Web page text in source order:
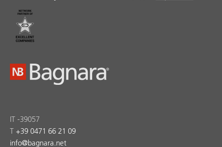
IT -39057
T +39 0471 66 21 09
info@bagnara.net